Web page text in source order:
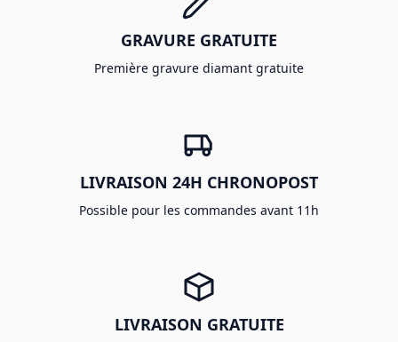
GRAVURE GRATUITE
Première gravure diamant gratuite
LIVRAISON 24H CHRONOPOST
Possible pour les commandes avant 11h
LIVRAISON GRATUITE